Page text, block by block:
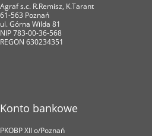
Agraf s.c. R.Remisz, K.Tarant
61-563 Poznań
ul. Górna Wilda 81
NIP 783-00-36-568
REGON 630234351
Konto bankowe
PKOBP XII o/Poznań